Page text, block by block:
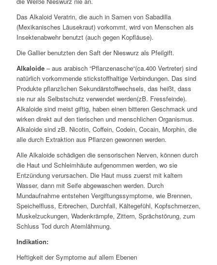
Das Alkaloid Veratrin, die auch in Samen von Sabadilla
(Mexikanisches Läusekraut) vorkommt, wird von Menschen als
Insektenabwehr benutzt (auch gegen Kopfläuse).
Die Gallier benutzten den Saft der Nieswurz als Pfeilgift.
Alkaloide – aus arabisch “Pflanzenasche“(ca.400 Vertreter) sind
natürlich vorkommende stickstoffhaltige Verbindungen. Das sind
Produkte pflanzlichen Sekundärstoffwechsels, das heißt, dass
sie nur als Selbstschutz verwendet werden(zB. Fressfeinde).
Alkaloide sind meist giftig, haben einen bitteren Geschmack und
wirken direkt auf den tierischen und menschlichen Organismus.
Alkaloide sind zB. Nicotin, Coffein, Codein, Cocain, Morphin, die
alle durch Extraktion aus Pflanzen gewonnen werden.
Alle Alkaloide schädigen die sensorischen Nerven, können durch
die Haut und Schleimhäute aufgenommen werden, wo sie
Entzündung verursachen. Die Haut muss zuerst mit kaltem
Wasser, dann mit Seife abgewaschen werden. Durch
Mundaufnahme entstehen Vergiftungssymptome, wie Brennen,
Speichelfluss, Erbrechen, Durchfall, Kältegefühl, Kopfschmerzen,
Muskelzuckungen, Wadenkrämpfe, Zittern, Sprächstörung, zum
Schluss Tod durch Atemlähmung.
Indikation:
Heftigkeit der Symptome auf allem Ebenen